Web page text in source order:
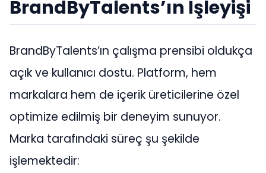
BrandByTalents’ın İşleyişi
BrandByTalents’ın çalışma prensibi oldukça
açık ve kullanıcı dostu. Platform, hem
markalara hem de içerik üreticilerine özel
optimize edilmiş bir deneyim sunuyor.
Marka tarafındaki süreç şu şekilde
işlemektedir: